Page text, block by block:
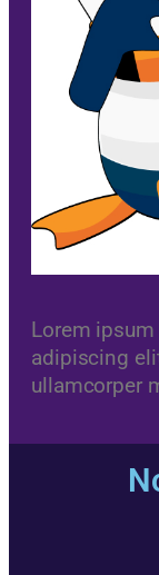
Lorem
adipiscing
ullamcorper